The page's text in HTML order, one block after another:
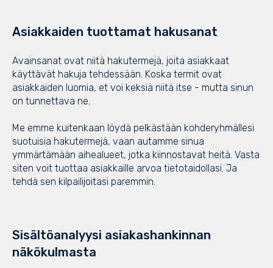
Asiakkaiden tuottamat hakusanat
Avainsanat ovat niitä hakutermejä, joita asiakkaat
käyttävät hakuja tehdessään. Koska termit ovat
asiakkaiden luomia, et voi keksiä niitä itse - mutta sinun
on tunnettava ne.
Me emme kuitenkaan löydä pelkästään kohderyhmällesi
suotuisia hakutermejä, vaan autamme sinua
ymmärtämään aihealueet, jotka kiinnostavat heitä. Vasta
siten voit tuottaa asiakkaille arvoa tietotaidollasi. Ja
tehdä sen kilpailijoitasi paremmin.
Sisältöanalyysi asiakashankinnan
näkökulmasta